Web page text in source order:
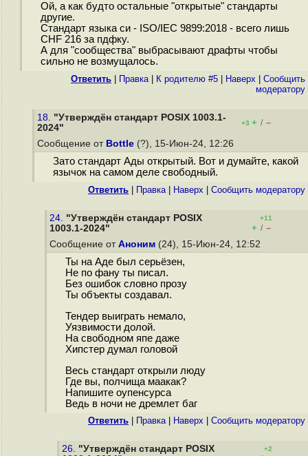
Ой, а как будто остальные "открытые" стандарты
другие.
Стандарт языка си - ISO/IEC 9899:2018 - всего лишь
CHF 216 за пдфку.
А для "сообщества" выбрасывают драфты чтобы
сильно не возмущалось.
Ответить Правка| К родителю #5 Наверх
Cообщить
модератору
18. "Утверждён стандарт POSIX 1003.1-
2024"
+3 + / –
Сообщение от Bottle (?), 15-Июн-24, 12:26
Зато стандарт Ады открытый. Вот и думайте, какой
язычок на самом деле свободный.
Ответить Правка| Наверх Cообщить модератору
24. "Утверждён стандарт POSIX
1003.1-2024"
+11
+ / –
Сообщение от Аноним (24), 15-Июн-24, 12:52
Ты на Аде был серьёзен,
Не по фану ты писал.
Без ошибок словно прозу
Ты объекты создавал.
Тендер выиграть немало,
Уязвимости долой.
На свободном япе даже
Хипстер думал головой
Весь стандарт открыли люду
Где вы, полчища маакак?
Напишите оупенсурса
Ведь в ночи не дремлет баг
Ответить Правка| Наверх Cообщить модератору
26. "Утверждён стандарт POSIX
+2